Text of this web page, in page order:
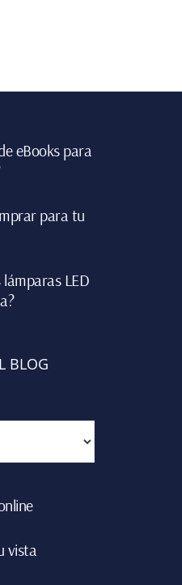
eBooks para
para tu
lámparas LED
BLOG
vista